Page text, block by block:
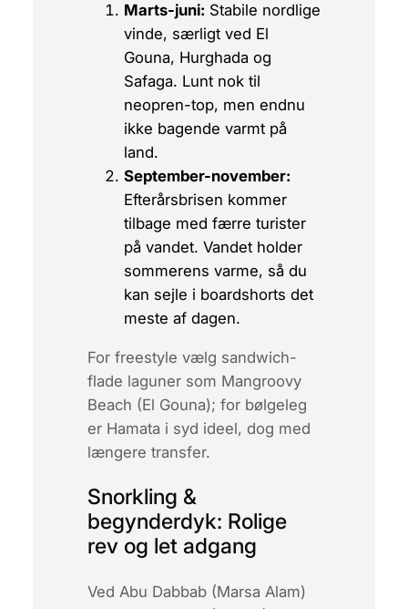
Marts-juni: Stabile nordlige
vinde, særligt ved El
Gouna, Hurghada og
Safaga. Lunt nok til
neopren-top, men endnu
ikke bagende varmt på
land.
September-november:
Efterårsbrisen kommer
tilbage med færre turister
på vandet. Vandet holder
sommerens varme, så du
kan sejle i boardshorts det
meste af dagen.
For freestyle vælg sandwich-
flade laguner som Mangroovy
Beach (El Gouna); for bølgeleg
er Hamata i syd ideel, dog med
længere transfer.
Snorkling &
begynderdyk: Rolige
rev og let adgang
Ved Abu Dabbab(Marsa Alam)